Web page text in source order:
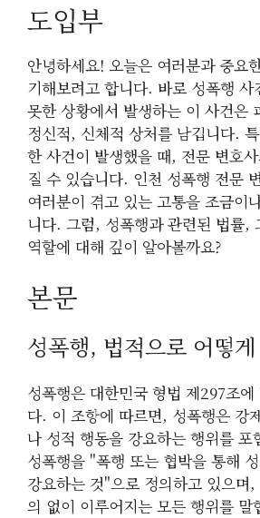
도입부
안녕하세요! 오늘은 여러분과 중요
기해보려고 합니다. 바로 성폭행 사
못한 상황에서 발생하는 이 사건은
정신적, 신체적 상처를 남깁니다.
한 사건이 발생했을 때, 전문 변호
질 수 있습니다. 인천 성폭행 전문
여러분이 겪고 있는 고통을 조금이
니다. 그럼, 성폭행과 관련된 법률,
역할에 대해 깊이 알아볼까요?
본문
성폭행, 법적으로 어떻
성폭행은 대한민국 형법 제297조에
다. 이 조항에 따르면, 성폭행은 강
나 성적 행동을 강요하는 행위를
성폭행을 "폭행 또는 협박을 통해
강요하는 것"으로 정의하고 있으며
의 없이 이루어지는 모든 행위를 말